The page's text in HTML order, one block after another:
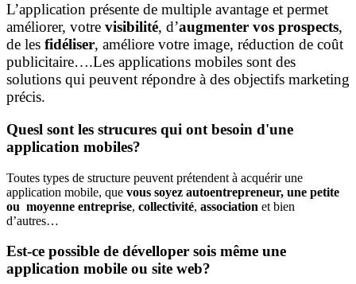
L’application présente de multiple avantage et permet
améliorer, votre visibilité, d’augmenter vos prospects,
de les fidéliser, améliore votre image, réduction de coût
publicitaire….Les applications mobiles sont des
solutions qui peuvent répondre à des objectifs marketing
précis.
Quesl sont les strucures qui ont besoin d'une
application mobiles?
Toutes types de structure peuvent prétendent à acquérir une
application mobile, que vous soyez autoentrepreneur, une petite
ou moyenne entreprise, collectivité, association et bien
d’autres…
Est-ce possible de dévelloper sois même une
application mobile ou site web?